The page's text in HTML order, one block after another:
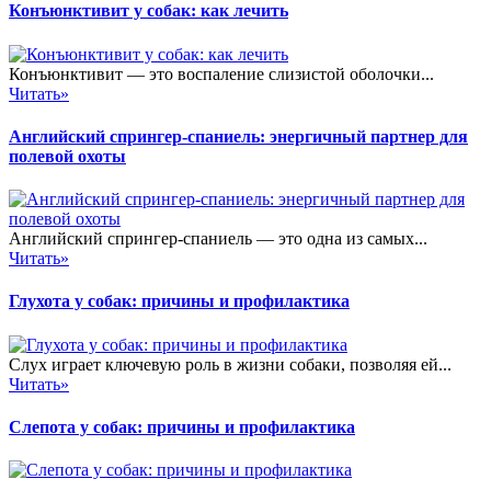
Конъюнктивит у собак: как лечить
Конъюнктивит — это воспаление слизистой оболочки...
Читать»
Английский спрингер-спаниель: энергичный партнер для
полевой охоты
Английский спрингер-спаниель — это одна из самых...
Читать»
Глухота у собак: причины и профилактика
Слух играет ключевую роль в жизни собаки, позволяя ей...
Читать»
Слепота у собак: причины и профилактика